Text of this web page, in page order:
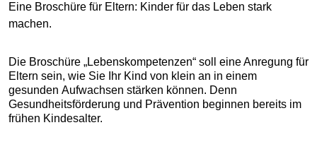
Eine Broschüre für Eltern: Kinder für das Leben stark
machen.
Die Broschüre „Lebenskompetenzen“ soll eine Anregung für
Eltern sein, wie Sie Ihr Kind von klein an in einem
gesunden Aufwachsen stärken können. Denn
Gesundheitsförderung und Prävention beginnen bereits im
frühen Kindesalter.